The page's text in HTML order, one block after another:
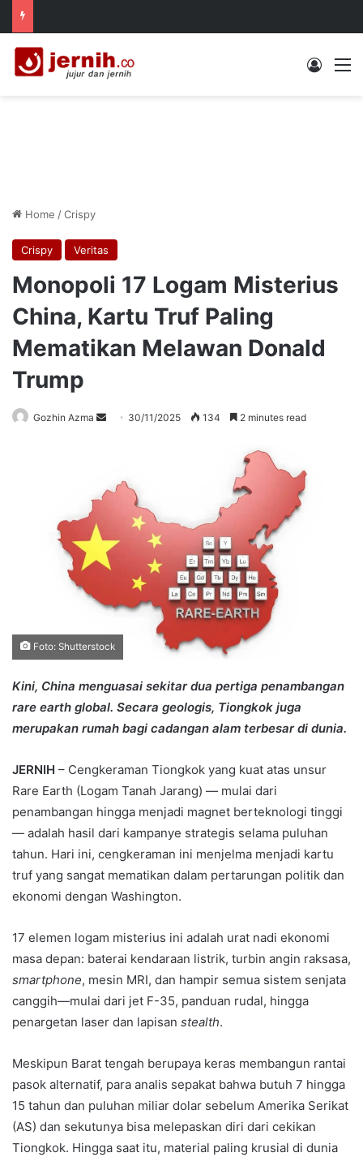
Log In
Home /Crispy
Crispy Veritas
Monopoli 17 Logam Misterius
China, Kartu Truf Paling
Mematikan Melawan Donald
Trump
Gozhin Azma
Send 30/11/2025 134 2 minutes read
Foto: Shutterstock
Kini, China menguasai sekitar dua pertiga penambangan
rare earth global. Secara geologis, Tiongkok juga
merupakan rumah bagi cadangan alam terbesar di dunia.
JERNIH – Cengkeraman Tiongkok yang kuat atas unsur
Rare Earth (Logam Tanah Jarang) — mulai dari
penambangan hingga menjadi magnet berteknologi tinggi
— adalah hasil dari kampanye strategis selama puluhan
tahun. Hari ini, cengkeraman ini menjelma menjadi kartu
truf yang sangat mematikan dalam pertarungan politik dan
ekonomi dengan Washington.
17 elemen logam misterius ini adalah urat nadi ekonomi
masa depan: baterai kendaraan listrik, turbin angin raksasa,
smartphone, mesin MRI, dan hampir semua sistem senjata
canggih—mulai dari jet F-35, panduan rudal, hingga
penargetan laser dan lapisan stealth.
Meskipun Barat tengah berupaya keras membangun rantai
pasok alternatif, para analis sepakat bahwa butuh 7 hingga
15 tahun dan puluhan miliar dolar sebelum Amerika Serikat
(AS) dan sekutunya bisa melepaskan diri dari cekikan
Tiongkok. Hingga saat itu, material paling krusial di dunia